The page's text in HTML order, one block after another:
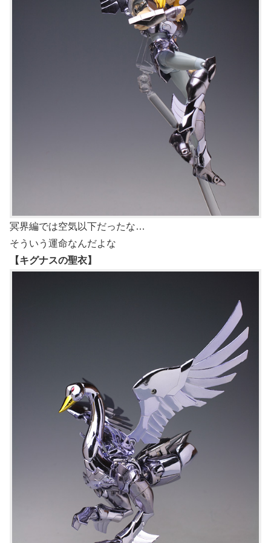
冥界編では空気以下だったな…
そういう運命なんだよな
【キグナスの聖衣】